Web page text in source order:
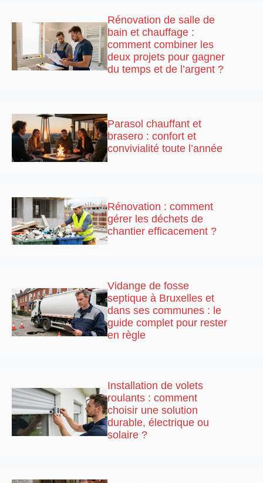
Rénovation de salle de
bain et chauffage :
comment combiner les
deux projets pour gagner
du temps et de l’argent ?
Parasol chauffant et
brasero : confort et
convivialité toute l’année
Rénovation : comment
gérer les déchets de
chantier efficacement ?
Vidange de fosse
septique à Bruxelles et
dans ses communes : le
guide complet pour rester
en règle
Installation de volets
roulants : comment
choisir une solution
durable, électrique ou
solaire ?